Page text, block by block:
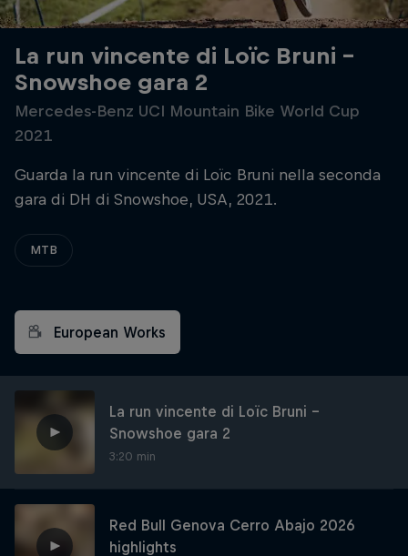
La run vincente di Loïc Bruni –
Snowshoe gara 2
Mercedes-Benz UCI Mountain Bike World Cup
2021
Guarda la run vincente di Loïc Bruni nella seconda
gara di DH di Snowshoe, USA, 2021.
MTB
European Works
La run vincente di Loïc Bruni –
Snowshoe gara 2
3:20 min
Red Bull Genova Cerro Abajo 2026
highlights